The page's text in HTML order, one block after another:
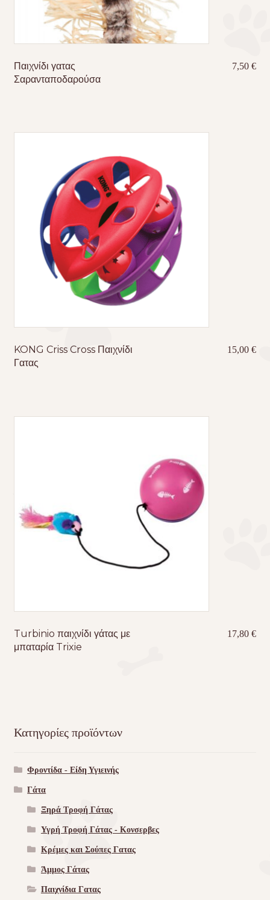
Παιχνίδι γατας
Σαρανταποδαρούσα
7,50€
KONG Criss Cross Παιχνίδι
Γατας
15,00€
Turbinio παιχνίδι γάτας με
μπαταρία Trixie
17,80€
Κατηγορίες προϊόντων
Φροντίδα - Είδη Υγιεινής
Γάτα
Ξηρά Τροφή Γάτας
Υγρή Τροφή Γάτας - Kονσερβες
Κρέμες και Σούπες Γατας
Άμμος Γάτας
Παιχνίδια Γατας